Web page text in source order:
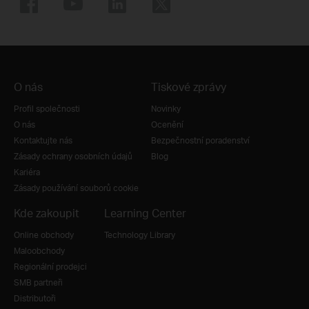
O nás
Profil společnosti
O nás
Kontaktujte nás
Zásady ochrany osobních údajů
Kariéra
Zásady používání souborů cookie
Tiskové zprávy
Novinky
Ocenění
Bezpečnostní poradenství
Blog
Kde zakoupit
Online obchody
Maloobchody
Regionální prodejci
SMB partneři
Distributoři
Learning Center
Technology Library